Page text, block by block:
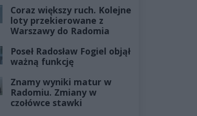
Coraz większy ruch. Kolejne
loty przekierowane z
Warszawy do Radomia
Poseł Radosław Fogiel objął
ważną funkcję
Znamy wyniki matur w
Radomiu. Zmiany w
czołówce stawki